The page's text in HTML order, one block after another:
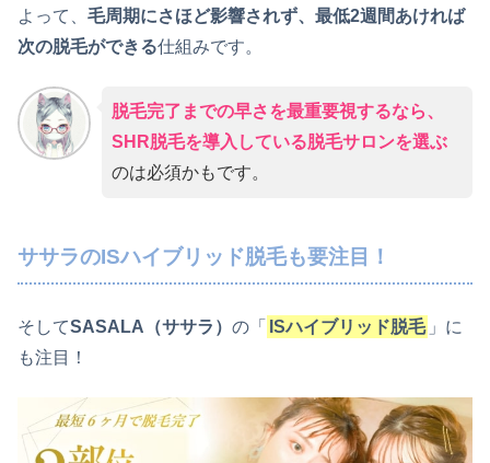
よって、 毛周期にさほど影響されず、最低2週間あければ
次の脱毛ができる仕組みです。
脱毛完了までの早さを最重要視するなら、
SHR脱毛を導入している脱毛サロンを選ぶ
のは必須かもです。
ササラのISハイブリッド脱毛も要注目！
そしてSASALA（ササラ） の「 ISハイブリッド脱毛 」に
も注目！